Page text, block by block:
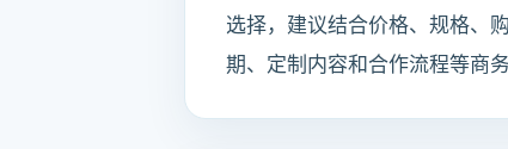
选择，建议结合价格、规格、
期、定制内容和合作流程等商务